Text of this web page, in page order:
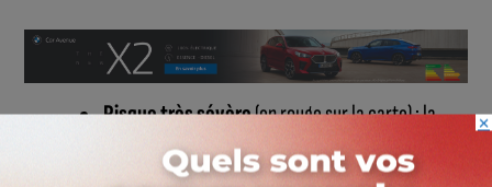
Risque très sévère(en rouge sur la carte) : la
(Seuil Bourguignon et Montagne Sud, qui
×